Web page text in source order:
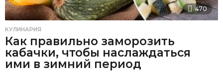
470
КУЛИНАРИЯ
Как правильно заморозить
кабачки, чтобы наслаждаться
ими в зимний период